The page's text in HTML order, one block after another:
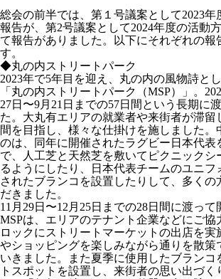
総会の前半では、第１号議案として2023年
報告が、第2号議案として2024年度の活動
て報告がありました。以下にそれぞれの報
す。
◆丸の内ストリートパーク
2023年で5年目を迎え、丸の内の風物詩と
「丸の内ストリートパーク（MSP）」。
27日〜9月21日までの57日間という長期に
た。大丸有エリアの就業者や来街者が滞留
間を目指し、様々な仕掛けを施しました。
のは、同年に開催されたラグビー日本代表
で、人工芝と天然芝を敷いてピクニックシ
るようにしたり、日本代表チームのユニフ
されたブランコを設置したりして、多くの
だきました。
11月29日〜12月25日までの28日間に渡っ
MSPは、エリアのテナント企業などにご協
ロックにストリートマーケットの出店を実
やショッピングを楽しみながら通りを散策
いきました。また夏季に使用したブランコ
トスポットを設置し、来街者の思い出づく